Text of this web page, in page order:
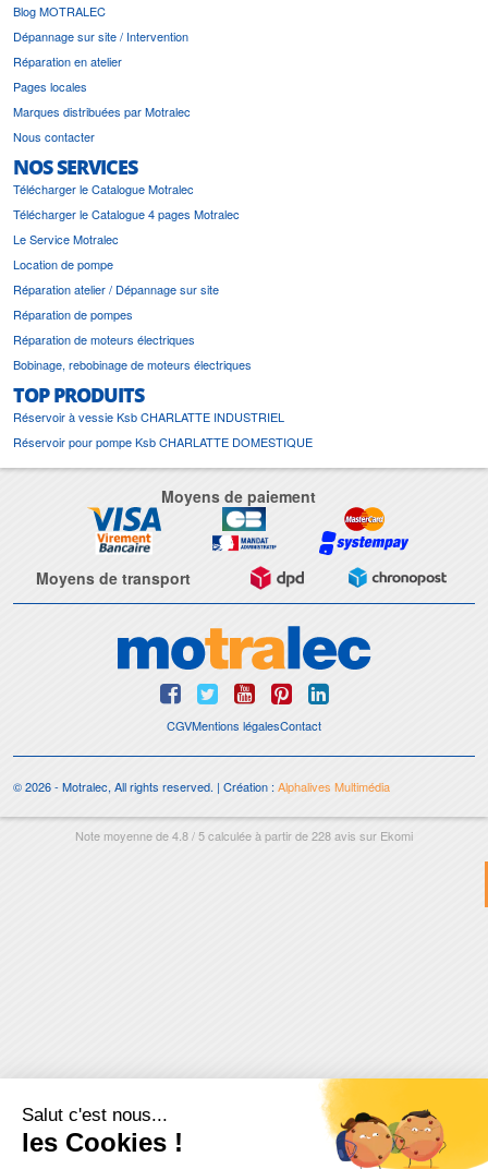
Blog MOTRALEC
Dépannage sur site / Intervention
Réparation en atelier
Pages locales
Marques distribuées par Motralec
Nous contacter
NOS SERVICES
Télécharger le Catalogue Motralec
Télécharger le Catalogue 4 pages Motralec
Le Service Motralec
Location de pompe
Réparation atelier / Dépannage sur site
Réparation de pompes
Réparation de moteurs électriques
Bobinage, rebobinage de moteurs électriques
TOP PRODUITS
Réservoir à vessie Ksb CHARLATTE INDUSTRIEL
Réservoir pour pompe Ksb CHARLATTE DOMESTIQUE
Moyens de paiement
Moyens de transport
CGVMentions légalesContact
© 2026 - Motralec, All rights reserved. | Création : Alphalives Multimédia
Note moyenne de4.8/5calculée à partir de228avis sur Ekomi